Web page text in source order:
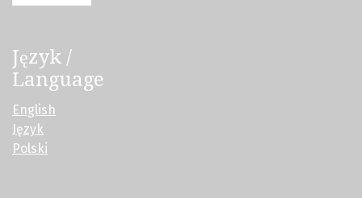
Język /
Language
English
Język
Polski